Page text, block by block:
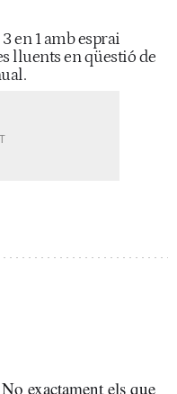
en 1 amb esprai
lluents en qüestió de
exactament els que